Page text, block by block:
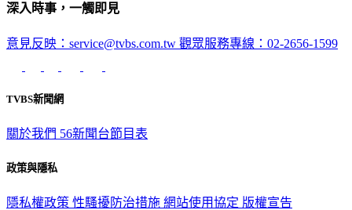
深入時事，一觸即見
意見反映：service@tvbs.com.tw 觀眾服務專線：02-2656-1599
TVBS新聞網
關於我們 56新聞台節目表
政策與隱私
隱私權政策 性騷擾防治措施 網站使用協定 版權宣告